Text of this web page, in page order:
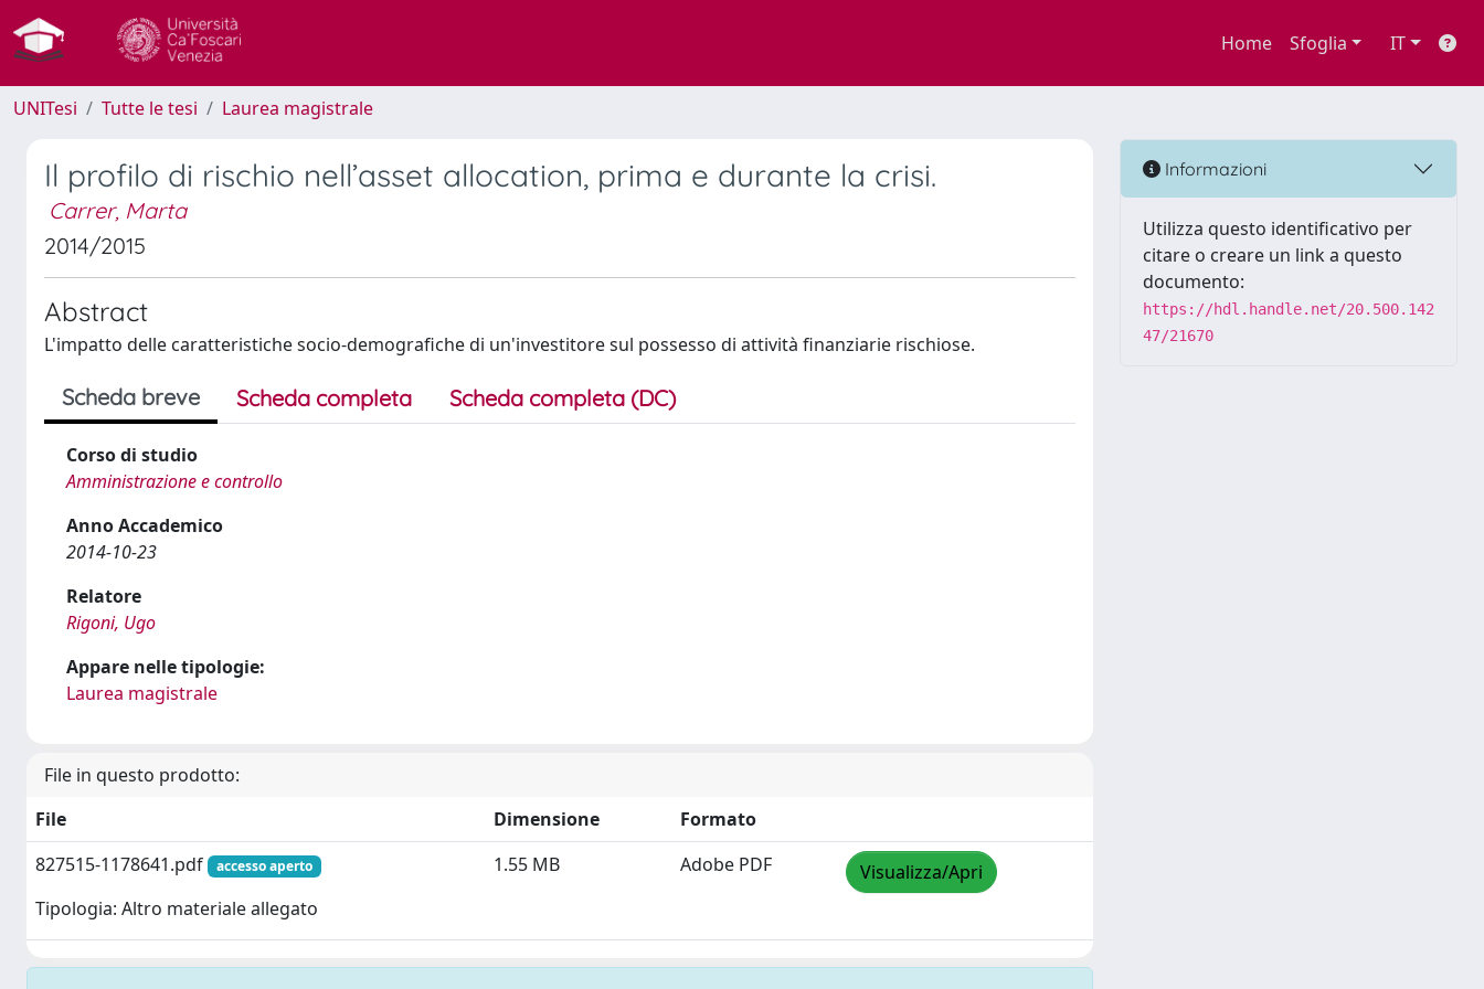
Home Sfoglia IT
UNITesi Tutte le tesi Laurea magistrale
Il profilo di rischio nell’asset allocation, prima e durante la crisi.
Carrer, Marta
2014/2015
Abstract
L'impatto delle caratteristiche socio-demografiche di un'investitore sul possesso di attività finanziarie rischiose.
Scheda breve Scheda completa Scheda completa (DC)
Corso di studio
Amministrazione e controllo
Anno Accademico
2014-10-23
Relatore
Rigoni, Ugo
Appare nelle tipologie:
Laurea magistrale
File in questo prodotto:
File
Dimensione
Formato
827515-1178641.pdf
accesso aperto
Tipologia: Altro materiale allegato
1.55 MB Adobe PDF Visualizza/Apri
Informazioni
Utilizza questo identificativo per
citare o creare un link a questo
documento:
https://hdl.handle.net/20.500.142
47/21670